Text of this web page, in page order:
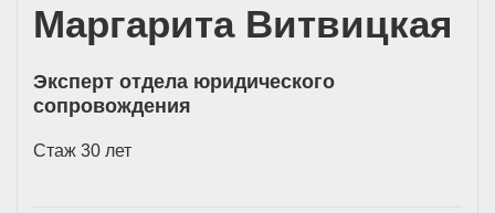
Маргарита Витвицкая
Эксперт отдела юридического
сопровождения
Стаж 30 лет